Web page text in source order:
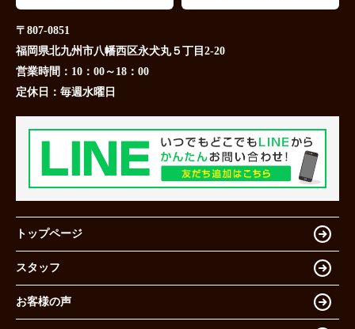
〒807-0851
福岡県北九州市八幡西区永犬丸５丁目2-20
営業時間： 10：00～18：00
定休日： 毎週水曜日
トップページ
スタッフ
お客様の声